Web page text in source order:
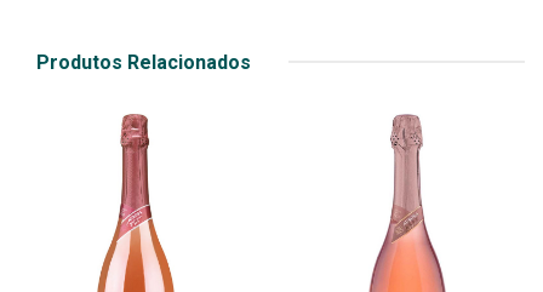
Produtos Relacionados